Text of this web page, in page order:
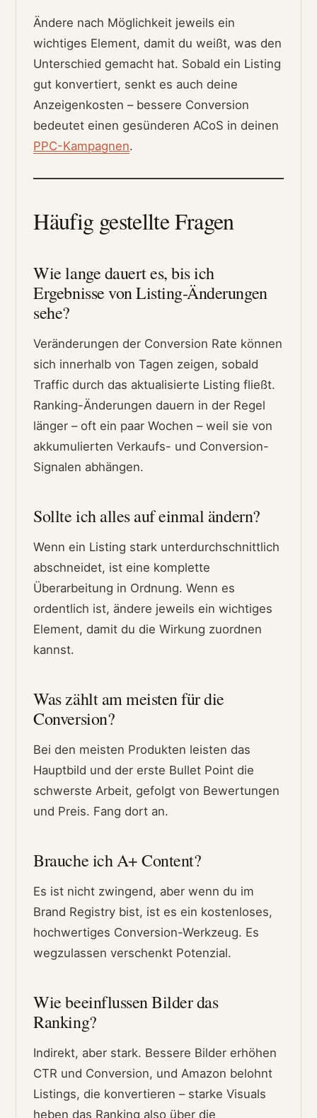
Ändere nach Möglichkeit jeweils ein
wichtiges Element, damit du weißt, was den
Unterschied gemacht hat. Sobald ein Listing
gut konvertiert, senkt es auch deine
Anzeigenkosten – bessere Conversion
bedeutet einen gesünderen ACoS in deinen
PPC-Kampagnen.
Häufig gestellte Fragen
Wie lange dauert es, bis ich
Ergebnisse von Listing-Änderungen
sehe?
Veränderungen der Conversion Rate können
sich innerhalb von Tagen zeigen, sobald
Traffic durch das aktualisierte Listing fließt.
Ranking-Änderungen dauern in der Regel
länger – oft ein paar Wochen – weil sie von
akkumulierten Verkaufs- und Conversion-
Signalen abhängen.
Sollte ich alles auf einmal ändern?
Wenn ein Listing stark unterdurchschnittlich
abschneidet, ist eine komplette
Überarbeitung in Ordnung. Wenn es
ordentlich ist, ändere jeweils ein wichtiges
Element, damit du die Wirkung zuordnen
kannst.
Was zählt am meisten für die
Conversion?
Bei den meisten Produkten leisten das
Hauptbild und der erste Bullet Point die
schwerste Arbeit, gefolgt von Bewertungen
und Preis. Fang dort an.
Brauche ich A+ Content?
Es ist nicht zwingend, aber wenn du im
Brand Registry bist, ist es ein kostenloses,
hochwertiges Conversion-Werkzeug. Es
wegzulassen verschenkt Potenzial.
Wie beeinflussen Bilder das
Ranking?
Indirekt, aber stark. Bessere Bilder erhöhen
CTR und Conversion, und Amazon belohnt
Listings, die konvertieren – starke Visuals
heben das Ranking also über die